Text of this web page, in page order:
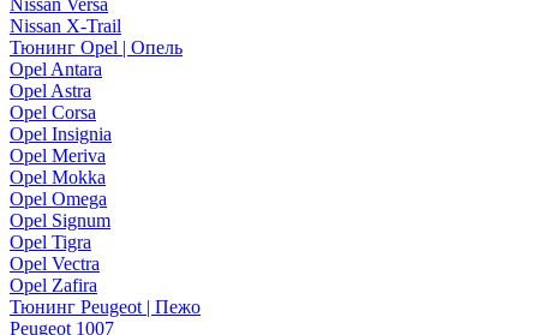
Nissan Versa
Nissan X-Trail
Тюнинг Opel | Опель
Opel Antara
Opel Astra
Opel Corsa
Opel Insignia
Opel Meriva
Opel Mokka
Opel Omega
Opel Signum
Opel Tigra
Opel Vectra
Opel Zafira
Тюнинг Peugeot | Пежо
Peugeot 1007